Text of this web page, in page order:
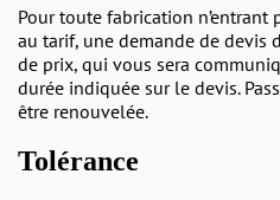
Pour toute fabrication n’entrant
au tarif, une demande de devis
de prix, qui vous sera
durée indiquée sur le devis.
être renouvelée.
Tolérance